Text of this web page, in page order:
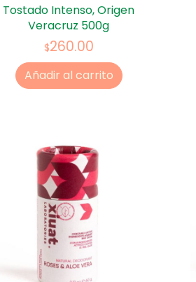
Tostado Intenso, Origen
Veracruz 500g
$260.00
Añadir al carrito